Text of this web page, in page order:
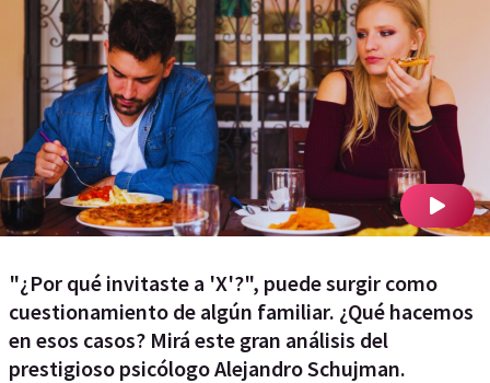
"¿Por qué invitaste a 'X'?", puede surgir como
cuestionamiento de algún familiar. ¿Qué hacemos
en esos casos? Mirá este gran análisis del
prestigioso psicólogo Alejandro Schujman.